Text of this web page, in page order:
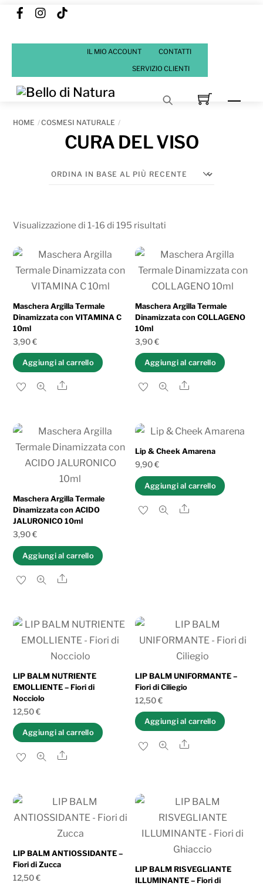
Skip
content
FacebookInstagram
IL MIO ACCOUNT CONTATTI
SERVIZIO CLIENTI
HOME COSMESI NATURALE
CURA DEL VISO
Visualizzazione di 1-16 di 195 risultati
base
al
più
recente
Maschera Argilla Termale
Dinamizzata con VITAMINA C
10ml
3,90€
Aggiungi al carrello
Share
Maschera Argilla Termale
Dinamizzata con COLLAGENO
10ml
3,90€
Aggiungi al carrello
Share
Maschera Argilla Termale
Dinamizzata con ACIDO
JALURONICO 10ml
3,90€
Aggiungi al carrello
Share
Lip & Cheek Amarena
9,90€
Aggiungi al carrello
Share
LIP BALM NUTRIENTE
EMOLLIENTE – Fiori di
Nocciolo
12,50€
Aggiungi al carrello
Share
LIP BALM UNIFORMANTE –
Fiori di Ciliegio
12,50€
Aggiungi al carrello
Share
LIP BALM ANTIOSSIDANTE –
Fiori di Zucca
12,50€
LIP BALM RISVEGLIANTE
ILLUMINANTE – Fiori di